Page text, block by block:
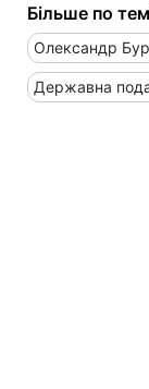
Більше по
Олександр
Державна